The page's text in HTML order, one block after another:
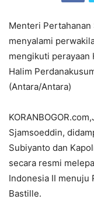
Menteri
menyalami
mengikuti perayaan
Halim
(Antara/Antara)
Sjamsoeddin,
Subiyanto dan
secara resmi
Indonesia II menuju
Bastille.